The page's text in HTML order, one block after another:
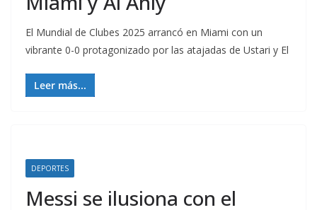
El Mundial de Clubes 2025 arrancó en Miami con un
vibrante 0-0 protagonizado por las atajadas de Ustari y El
Leer más...
DEPORTES
Messi se ilusiona con el